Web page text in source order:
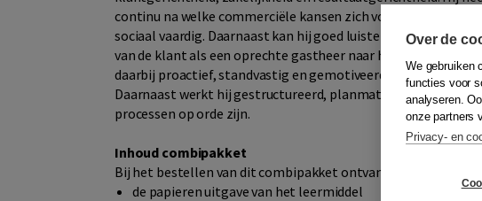
continu na welke commerciële kansen zich voordoen. Hij kan
sociaal vaardig. Daarnaast kan hij goed luisteren en spreekt
van de klant als een oprechte gastheer naar het producten-
daarbij proactief, standvastig en gemotiveerd, ook bij
Daarnaast werkt hij gestructureerd, planmatig, is een
processen op orde zijn.
Inhoud combipakket
Bij het bestellen van dit combipakket ontvangt u:
de papieren uitgave van het leermiddel
Over de
We gebruiken
functies voor
analyseren.
onze partners
Privacy- en